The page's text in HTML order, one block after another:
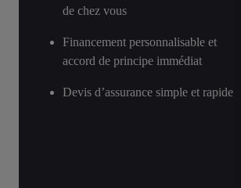
de chez vous
Financement personnalisable et
accord de principe immédiat
Devis d’assurance simple et rapide